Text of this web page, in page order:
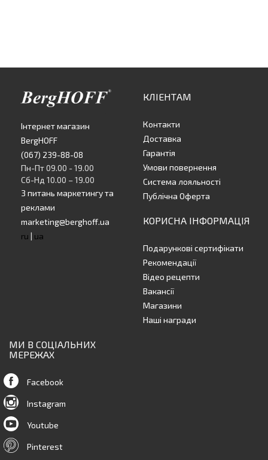
Інтернет магазин
BergHOFF
(067) 239-88-08
Пн-Пт 09.00 - 19.00
Сб-Нд 10.00 – 19.00
З питань маркетингу та
реклами
marketing@berghoff.ua
ru
ua
КЛІЕНТАМ
Контакти
Доставка
Гарантія
Умови повернення
Система лояльності
Публічна Оферта
КОРИСНА ІНФОРМАЦІЯ
Подарункові сертифікати
Рекомендації
Відео рецепти
Вакансії
Магазини
Наші награди
МИ В СОЦІАЛЬНИХ
МЕРЕЖАХ
Facebook
Instagram
Youtube
Pinterest